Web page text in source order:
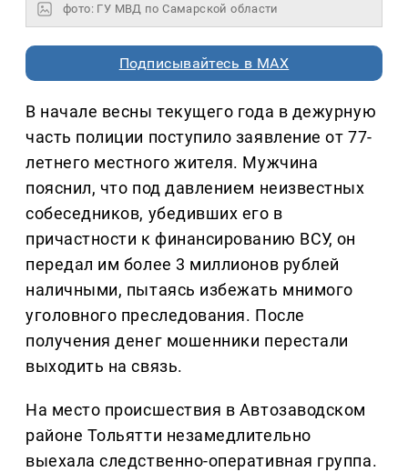
фото: ГУ МВД по Самарской области
Подписывайтесь в MAX
В начале весны текущего года в дежурную
часть полиции поступило заявление от 77-
летнего местного жителя. Мужчина
пояснил, что под давлением неизвестных
собеседников, убедивших его в
причастности к финансированию ВСУ, он
передал им более 3 миллионов рублей
наличными, пытаясь избежать мнимого
уголовного преследования. После
получения денег мошенники перестали
выходить на связь.
На место происшествия в Автозаводском
районе Тольятти незамедлительно
выехала следственно-оперативная группа.